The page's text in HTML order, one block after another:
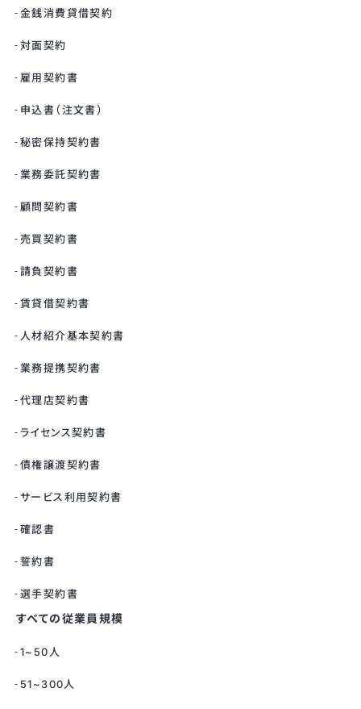
金銭消費貸借契約
対面契約
雇用契約書
申込書（注文書）
秘密保持契約書
業務委託契約書
顧問契約書
売買契約書
請負契約書
賃貸借契約書
人材紹介基本契約書
業務提携契約書
代理店契約書
ライセンス契約書
債権譲渡契約書
サービス利用契約書
確認書
誓約書
選手契約書
すべての従業員規模
1~50人
51~300人